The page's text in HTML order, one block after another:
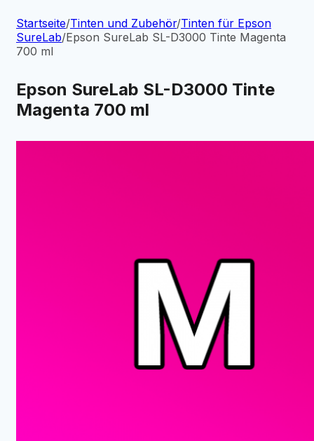
Startseite/Tinten und Zubehör/Tinten für Epson
SureLab/Epson SureLab SL-D3000 Tinte Magenta
700 ml
Epson SureLab SL-D3000 Tinte
Magenta 700 ml